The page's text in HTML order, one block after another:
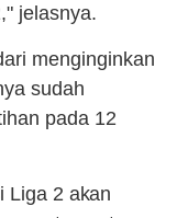
jelasnya.
menginginkan
sudah
pada 12
Liga 2 akan